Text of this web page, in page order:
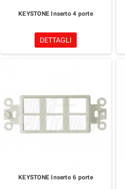
KEYSTONE Inserto 4 porte
DETTAGLI
KEYSTONE Inserto 6 porte